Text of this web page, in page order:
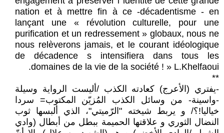
nation et à mettre fin à ce -décadentisme - en
lançant une « révolution culturelle, pour une
purification et un redressement » globaux, nous ne
nous relèverons jamais, et le courant idéologique
de décadence s intensifiera dans tous les
domaines de la vie de la société ! » L.Khelfaoui.
**
-يفتري (الأعرج) كعادته الكذب /أليست الرواية وسيلة
-واسينة- من وسائل الكذب المُزيّن المكتوب= سردا
خياليا!؟/ و يربط شيخته "الرّميتي"، الذي ألبسها ثوب
النضال الثوري و علاقتها الحميمة ببطل من أبطال (وادي